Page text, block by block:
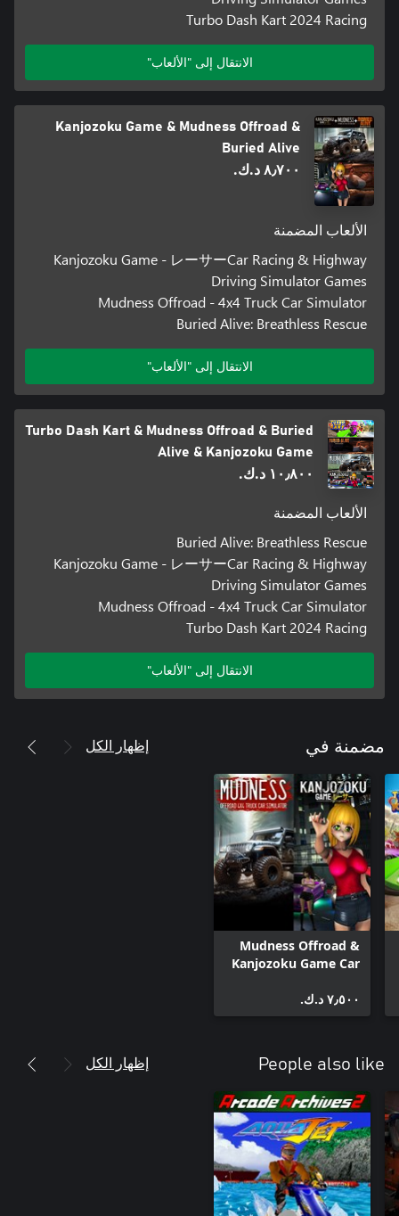
Turbo Dash Kart 2024 Racing
الانتقال إلى "الألعاب"
Kanjozoku Game & Mudness Offroad &
Buried Alive
٨٫٧٠٠ د.ك.‏
الألعاب المضمنة
Kanjozoku Game - レーサーCar Racing & Highway
Driving Simulator Games
Mudness Offroad - 4x4 Truck Car Simulator
Buried Alive: Breathless Rescue
الانتقال إلى "الألعاب"
Turbo Dash Kart & Mudness Offroad & Buried
Alive & Kanjozoku Game
١٠٫٨٠٠ د.ك.‏
الألعاب المضمنة
Buried Alive: Breathless Rescue
Kanjozoku Game - レーサーCar Racing & Highway
Driving Simulator Games
Mudness Offroad - 4x4 Truck Car Simulator
Turbo Dash Kart 2024 Racing
الانتقال إلى "الألعاب"
مضمنة في إظهار الكل
Mudness Offroad &
Kanjozoku Game Car
Driving Simulator
Games Bundle
٧٫٥٠٠ د.ك.‏
People also like إظهار الكل